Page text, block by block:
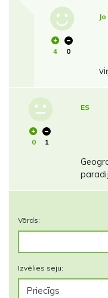
4 0
Jo
0 1
ES
Vārds:
Izvēlies seju: